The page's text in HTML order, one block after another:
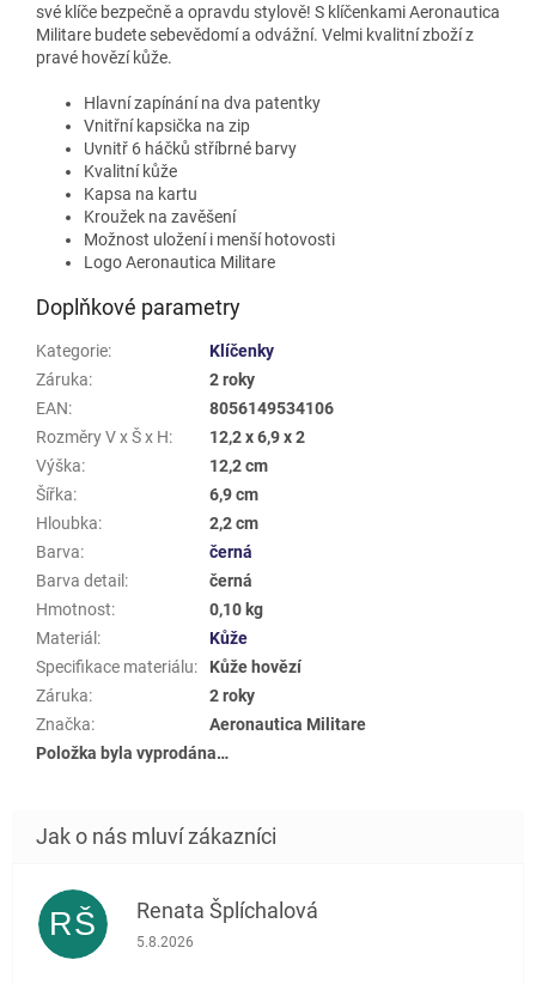
své klíče bezpečně a opravdu stylově! S klíčenkami Aeronautica
Militare budete sebevědomí a odvážní. Velmi kvalitní zboží z
pravé hovězí kůže.
Hlavní zapínání na dva patentky
Vnitřní kapsička na zip
Uvnitř 6 háčků stříbrné barvy
Kvalitní kůže
Kapsa na kartu
Kroužek na zavěšení
Možnost uložení i menší hotovosti
Logo Aeronautica Militare
Doplňkové parametry
Kategorie:
Klíčenky
Záruka:
2 roky
EAN:
8056149534106
Rozměry V x Š x H:
12,2 x 6,9 x 2
Výška:
12,2 cm
Šířka:
6,9 cm
Hloubka:
2,2 cm
Barva:
černá
Barva detail :
černá
Hmotnost:
0,10 kg
Materiál :
Kůže
Specifikace materiálu:
Kůže hovězí
Záruka:
2 roky
Značka:
Aeronautica Militare
Položka byla vyprodána…
RŠ Renata Šplíchalová
Hodnocení obchodu je 5 z 5 hvězdiček.
5.8.2026